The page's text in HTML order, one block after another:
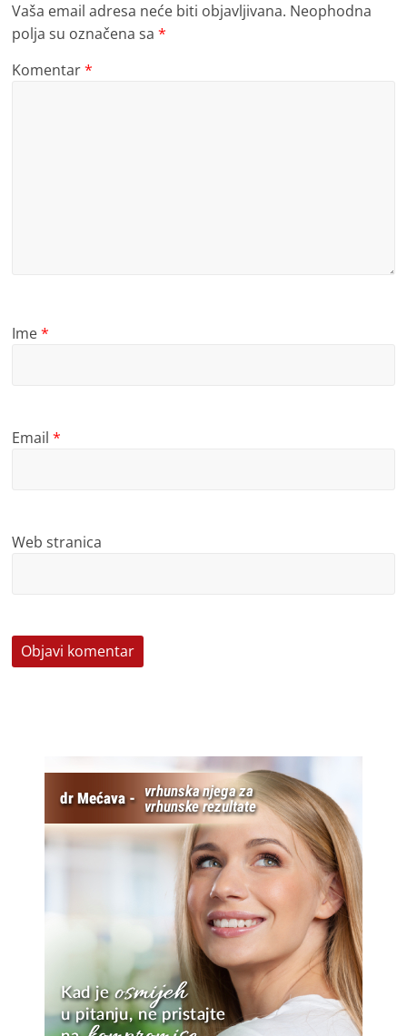
Vaša email adresa neće biti objavljivana. Neophodna
polja su označena sa*
Komentar*
Ime*
Email*
Web stranica